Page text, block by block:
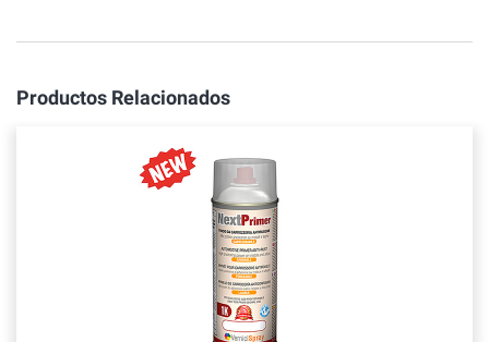
Productos Relacionados